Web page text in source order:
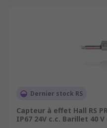
Dernier stock RS
Capteur à effet Hall RS
IP67 24V c.c. Barillet 40 V